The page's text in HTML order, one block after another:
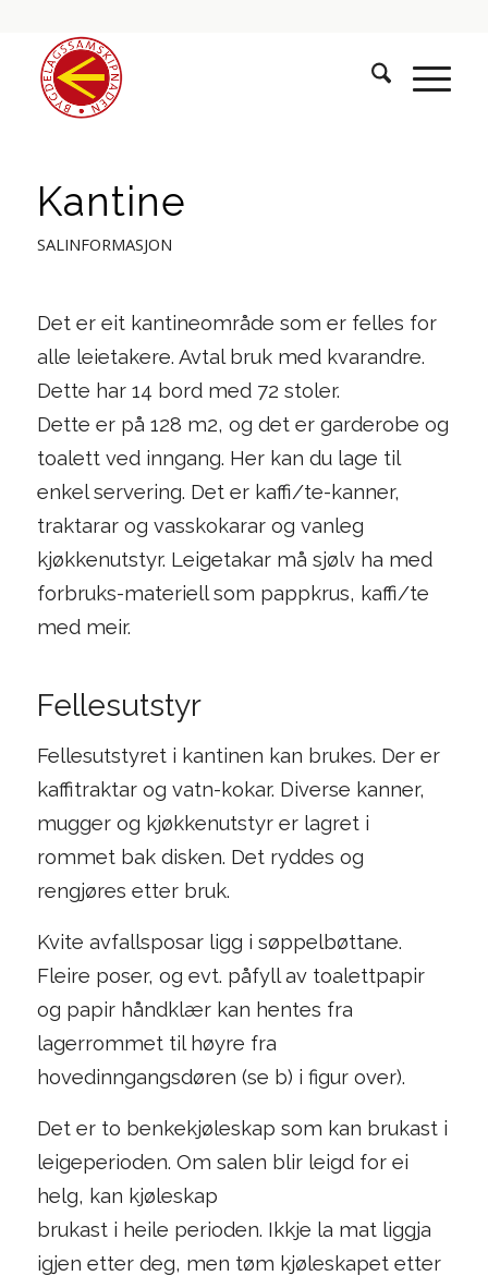
Kantine
SALINFORMASJON
Det er eit kantineområde som er felles for
alle leietakere. Avtal bruk med kvarandre.
Dette har 14 bord med 72 stoler.
Dette er på 128 m2, og det er garderobe og
toalett ved inngang. Her kan du lage til
enkel servering. Det er kaffi/te-kanner,
traktarar og vasskokarar og vanleg
kjøkkenutstyr. Leigetakar må sjølv ha med
forbruks-materiell som pappkrus, kaffi/te
med meir.
Fellesutstyr
Fellesutstyret i kantinen kan brukes. Der er
kaffitraktar og vatn-kokar. Diverse kanner,
mugger og kjøkkenutstyr er lagret i
rommet bak disken. Det ryddes og
rengjøres etter bruk.
Kvite avfallsposar ligg i søppelbøttane.
Fleire poser, og evt. påfyll av toalettpapir
og papir håndklær kan hentes fra
lagerrommet til høyre fra
hovedinngangsdøren (se b) i figur over).
Det er to benkekjøleskap som kan brukast i
leigeperioden. Om salen blir leigd for ei
helg, kan kjøleskap
brukast i heile perioden. Ikkje la mat liggja
igjen etter deg, men tøm kjøleskapet etter